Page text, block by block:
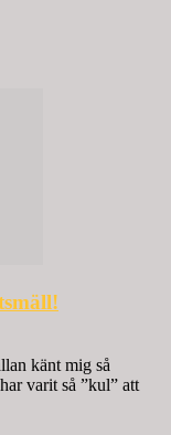
känt mig så
varit så ”kul” att